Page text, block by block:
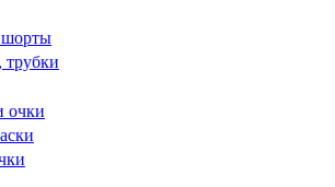
трубки
очки